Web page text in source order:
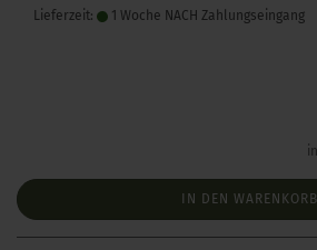
Lieferzeit: 1 Woche NACH Zahlungseingang
IN DEN WARENKORB